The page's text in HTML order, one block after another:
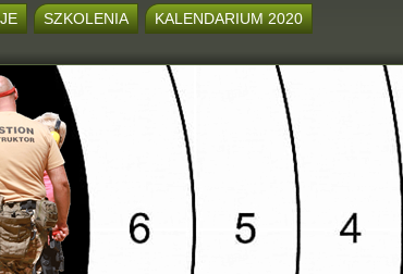
SZKOLENIA
KALENDARIUM 2020